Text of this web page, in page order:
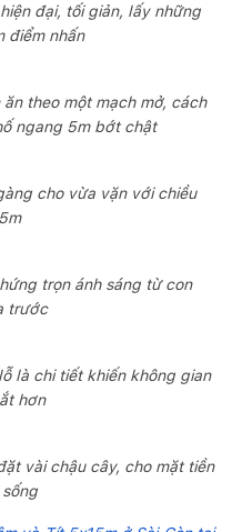
đại, tối giản, lấy những
điểm nhấn
theo một mạch mở, cách
ngang 5m bớt chật
cho vừa vặn với chiều
trọn ánh sáng từ con
trước
là chi tiết khiến không gian
hơn
vài chậu cây, cho mặt tiền